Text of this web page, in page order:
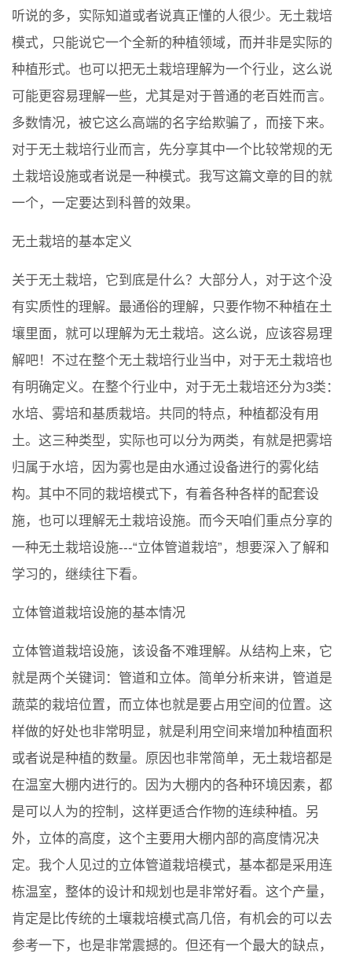
听说的多，实际知道或者说真正懂的人很少。无土栽培
模式，只能说它一个全新的种植领域，而并非是实际的
种植形式。也可以把无土栽培理解为一个行业，这么说
可能更容易理解一些，尤其是对于普通的老百姓而言。
多数情况，被它这么高端的名字给欺骗了，而接下来。
对于无土栽培行业而言，先分享其中一个比较常规的无
土栽培设施或者说是一种模式。我写这篇文章的目的就
一个，一定要达到科普的效果。
无土栽培的基本定义
关于无土栽培，它到底是什么？大部分人，对于这个没
有实质性的理解。最通俗的理解，只要作物不种植在土
壤里面，就可以理解为无土栽培。这么说，应该容易理
解吧！不过在整个无土栽培行业当中，对于无土栽培也
有明确定义。在整个行业中，对于无土栽培还分为3类：
水培、雾培和基质栽培。共同的特点，种植都没有用
土。这三种类型，实际也可以分为两类，有就是把雾培
归属于水培，因为雾也是由水通过设备进行的雾化结
构。其中不同的栽培模式下，有着各种各样的配套设
施，也可以理解无土栽培设施。而今天咱们重点分享的
一种无土栽培设施---“立体管道栽培”，想要深入了解和
学习的，继续往下看。
立体管道栽培设施的基本情况
立体管道栽培设施，该设备不难理解。从结构上来，它
就是两个关键词：管道和立体。简单分析来讲，管道是
蔬菜的栽培位置，而立体也就是要占用空间的位置。这
样做的好处也非常明显，就是利用空间来增加种植面积
或者说是种植的数量。原因也非常简单，无土栽培都是
在温室大棚内进行的。因为大棚内的各种环境因素，都
是可以人为的控制，这样更适合作物的连续种植。另
外，立体的高度，这个主要用大棚内部的高度情况决
定。我个人见过的立体管道栽培模式，基本都是采用连
栋温室，整体的设计和规划也是非常好看。这个产量，
肯定是比传统的土壤栽培模式高几倍，有机会的可以去
参考一下，也是非常震撼的。但还有一个最大的缺点，